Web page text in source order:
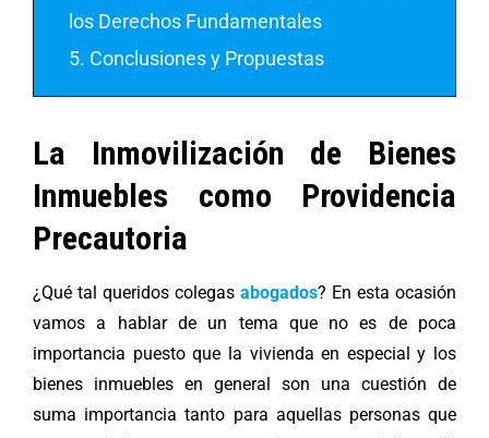
los Derechos Fundamentales
5. Conclusiones y Propuestas
La Inmovilización de Bienes
Inmuebles como Providencia
Precautoria
¿Qué tal queridos colegas abogados? En esta ocasión
vamos a hablar de un tema que no es de poca
importancia puesto que la vivienda en especial y los
bienes inmuebles en general son una cuestión de
suma importancia tanto para aquellas personas que